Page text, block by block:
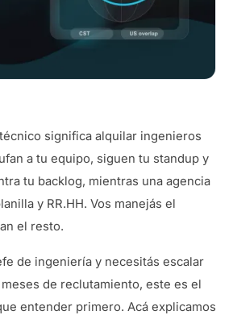
significa alquilar ingenieros
a tu equipo, siguen tu standup y
tu backlog, mientras una agencia
y RR.HH. Vos manejás el
el resto.
de ingeniería y necesitás escalar
de reclutamiento, este es el
entender primero. Acá explicamos